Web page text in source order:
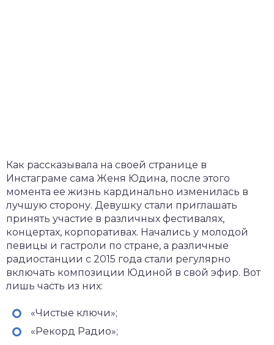
Как рассказывала на своей странице в
Инстаграме сама Женя Юдина, после этого
момента ее жизнь кардинально изменилась в
лучшую сторону. Девушку стали приглашать
принять участие в различных фестивалях,
концертах, корпоративах. Начались у молодой
певицы и гастроли по стране, а различные
радиостанции с 2015 года стали регулярно
включать композиции Юдиной в свой эфир. Вот
лишь часть из них:
«Чистые ключи»;
«Рекорд Радио»;